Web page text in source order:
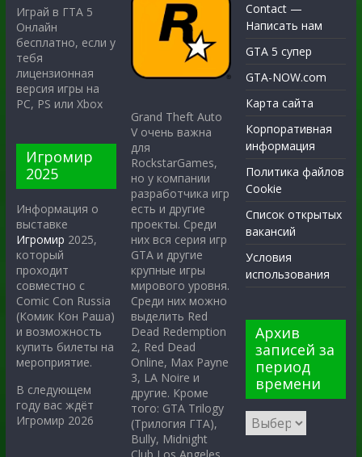
Играй в ГТА 5
Онлайн
бесплатно, если у
тебя
лицензионная
версия игры на
PC, PS или Xbox
Игромир
2025
Информация о
выставке
Игромир 2025,
который
проходит
совместно с
Comic Con Russia
(Комик Кон Раша)
и возможность
купить билеты на
мероприятие.
В следующем
году вас ждёт
Игромир 2026
Grand Theft Auto
V очень важна
для
RockstarGames,
но у компании
разработчика игр
есть и другие
проекты. Среди
них вся серия игр
GTA и другие
крупные игры
мирового уровня.
Среди них можно
выделить Red
Dead Redemption
2, Red Dead
Online, Max Payne
3, LA Noire и
другие. Кроме
того: GTA Trilogy
(Трилогия ГТА),
Bully, Midnight
Contact —
Написать нам
GTA 5 супер
GTA-NOW.com
Карта сайта
Корпоративная
информация
Политика файлов
Cookie
Список открытых
вакансий
Условия
использования
Архив
записей за
период
времени